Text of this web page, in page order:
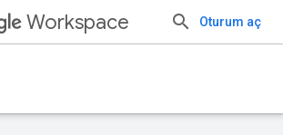
Workspace Oturum aç